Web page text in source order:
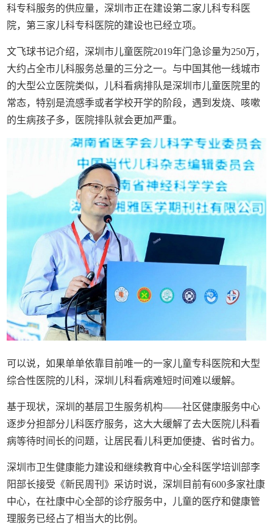
科专科服务的供应量，深圳市正在建设第二家儿科专科医
院，第三家儿科专科医院的建设也已经立项。
文飞球书记介绍，深圳市儿童医院2019年门急诊量为250万，
大约占全市儿科服务总量的三分之一。与中国其他一线城市
的大型公立医院类似，儿科看病排队是深圳市儿童医院里的
常态，特别是流感季或者学校开学的阶段，遇到发烧、咳嗽
的生病孩子多，医院排队就会更加严重。
可以说，如果单单依靠目前唯一的一家儿童专科医院和大型
综合性医院的儿科，深圳儿科看病难短时间难以缓解。
基于现状，深圳的基层卫生服务机构——社区健康服务中心
逐步分担部分儿科医疗服务，这大大缓解了去大医院儿科看
病等待时间长的问题，让居民看儿科更加便捷、省时省力。
深圳市卫生健康能力建设和继续教育中心全科医学培训部李
阳部长接受《新民周刊》采访时说，深圳目前有600多家社康
中心，在社康中心全部的诊疗服务中，儿童的医疗和健康管
理服务已经占了相当大的比例。